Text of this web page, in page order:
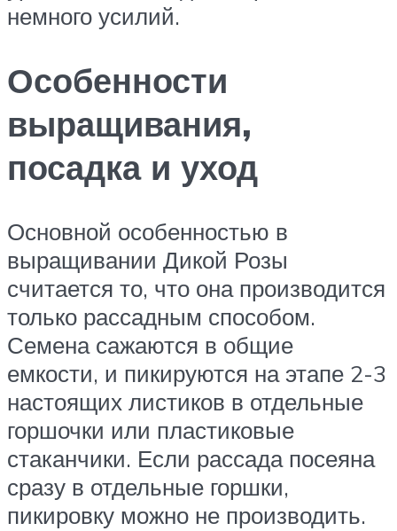
немного усилий.
Особенности
выращивания,
посадка и уход
Основной особенностью в
выращивании Дикой Розы
считается то, что она производится
только рассадным способом.
Семена сажаются в общие
емкости, и пикируются на этапе 2-3
настоящих листиков в отдельные
горшочки или пластиковые
стаканчики. Если рассада посеяна
сразу в отдельные горшки,
пикировку можно не производить.